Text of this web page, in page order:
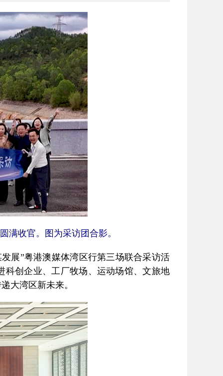
满收官。图为采访团合影。
展”粤港澳媒体湾区行第三场联合采访活
科创企业、工厂牧场、运动场馆、文旅地
大湾区新未来。